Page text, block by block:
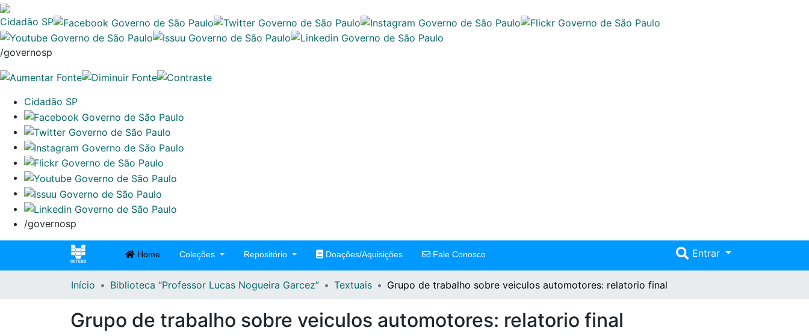
Cidadão SP
/governosp
Cidadão SP
/governosp
Entrar
Home Coleções Repositório Doações/Aquisições Fale Conosco
Início Biblioteca “Professor Lucas Nogueira Garcez” Textuais Grupo de trabalho sobre veiculos automotores: relatorio final
Grupo de trabalho sobre veiculos automotores: relatorio final